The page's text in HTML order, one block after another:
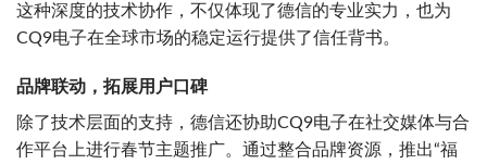
这种深度的技术协作，不仅体现了德信的专业实力，也为
CQ9电子在全球市场的稳定运行提供了信任背书。
品牌联动，拓展用户口碑
除了技术层面的支持，德信还协助CQ9电子在社交媒体与合
作平台上进行春节主题推广。通过整合品牌资源，推出“福